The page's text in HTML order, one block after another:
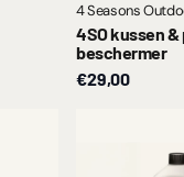
4 Seasons
4SO kussen &
beschermer
€29,00